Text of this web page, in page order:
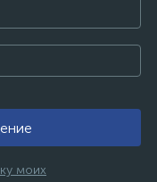
моих